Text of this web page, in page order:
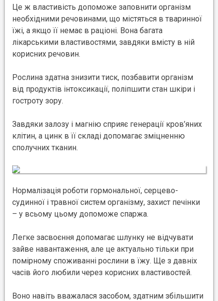
Це ж властивість допоможе заповнити організм
необхідними речовинами, що містяться в тваринної
їжі, а якщо її немає в раціоні. Вона багата
лікарськими властивостями, завдяки вмісту в ній
корисних речовин.
Рослина здатна знизити тиск, позбавити організм
від продуктів інтоксикації, поліпшити стан шкіри і
гостроту зору.
Завдяки залозу і магнію сприяє генерації кров’яних
клітин, а цинк в її складі допомагає зміцненню
сполучних тканин.
Нормалізація роботи гормональної, серцево-
судинної і травної систем організму, захист печінки
– у всьому цьому допоможе спаржа.
Легке засвоєння допомагає шлунку не відчувати
зайве навантаження, але це актуально тільки при
помірному споживанні рослини в їжу. Ще з давніх
часів його любили через корисних властивостей.
Воно навіть вважалася засобом, здатним збільшити